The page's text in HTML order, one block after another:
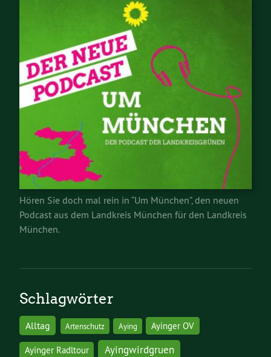
Hören Sie doch mal rein in “Um München”, den neuen
Podcast aus dem Landkreis München für den Landkreis
München.
Schlagwörter
Alltag Artenschutz Aying Ayinger OV
Ayinger Radltour Ayingwirdgruen